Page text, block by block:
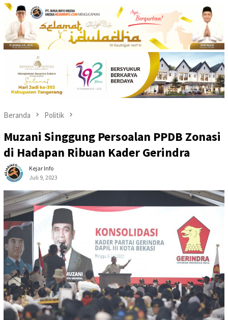
Beranda Politik
Muzani Singgung Persoalan PPDB Zonasi
di Hadapan Ribuan Kader Gerindra
Kejar Info
Juli 9, 2023